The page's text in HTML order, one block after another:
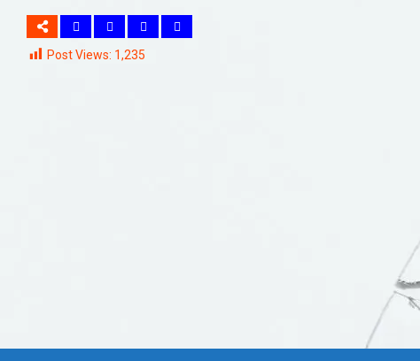
Post Views: 1,235